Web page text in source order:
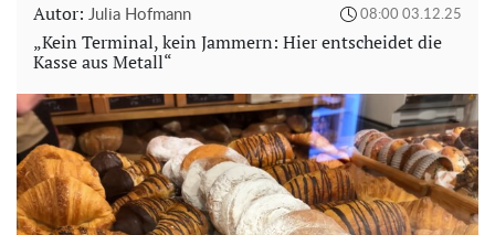
Autor: Julia Hofmann 08:00 03.12.25
„Kein Terminal, kein Jammern: Hier entscheidet die
Kasse aus Metall“